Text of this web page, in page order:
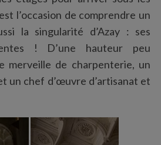
l’occasion de comprendre un
la singularité d’Azay : ses
! D’une hauteur peu
merveille de charpenterie, un
un chef d’œuvre d’artisanat et